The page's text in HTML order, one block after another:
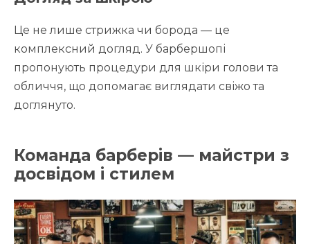
Це не лише стрижка чи борода — це
комплексний догляд. У барбершопі
пропонують процедури для шкіри голови та
обличчя, що допомагає виглядати свіжо та
доглянуто.
Команда барберів — майстри з
досвідом і стилем